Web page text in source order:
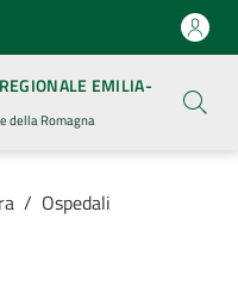
EMILIA-
della Romagna
/ Ospedali